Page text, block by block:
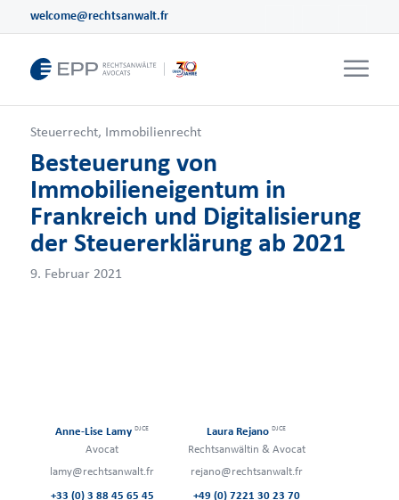
welcome@rechtsanwalt.fr
Steuerrecht, Immobilienrecht
Besteuerung von
Immobilieneigentum in
Frankreich und Digitalisierung
der Steuererklärung ab 2021
Anne-Lise LamyDJCE
Avocat
lamy@rechtsanwalt.fr
+33 (0) 3 88 45 65 45
Laura RejanoDJCE
Rechtsanwältin & Avocat
rejano@rechtsanwalt.fr
+49 (0) 7221 30 23 70
9. Februar 2021